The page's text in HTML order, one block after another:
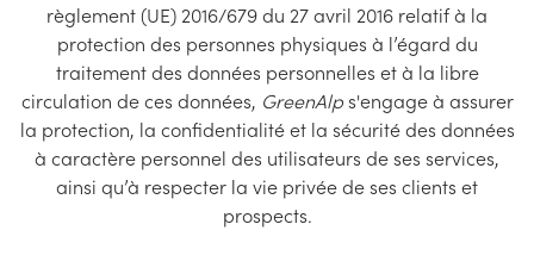
règlement (UE) 2016/679 du 27 avril 2016 relatif à la
protection des personnes physiques à l’égard du
traitement des données personnelles et à la libre
circulation de ces données, GreenAlps'engage à assurer
la protection, la confidentialité et la sécurité des données
à caractère personnel des utilisateurs de ses services,
ainsi qu’à respecter la vie privée de ses clients et
prospects.